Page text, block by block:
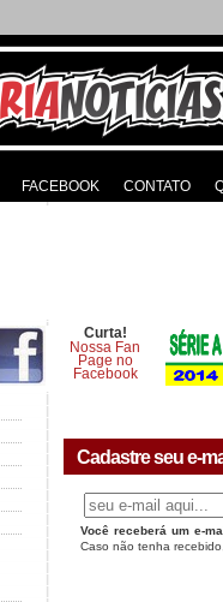
FACEBOOK CONTATO
Curta!
Nossa Fan
Page no
Facebook
Cadastre seu e-
Você receberá um e-
Caso não tenha